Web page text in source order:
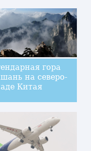
гора
на северо-
Китая